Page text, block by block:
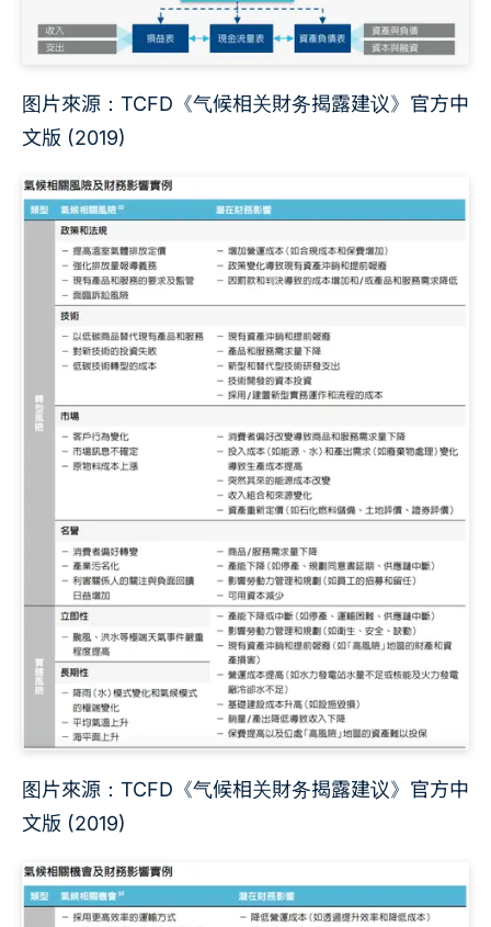
图片來源：TCFD《气候相关財务揭露建议》官方中
文版 (2019)
图片來源：TCFD《气候相关財务揭露建议》官方中
文版 (2019)